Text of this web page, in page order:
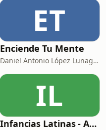
ET
Enciende Tu Mente
Daniel Antonio López Lunagómez
IL
Infancias Latinas - Arriba Chamacos